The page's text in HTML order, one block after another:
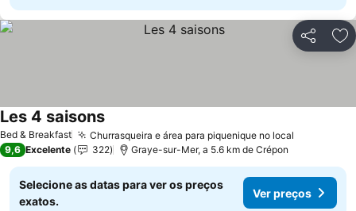
Partilhar
Bed & Breakfast Churrasqueira e área para piquenique no local
Les 4 saisonsVer preços
9,6 Excelente 322 Graye-sur-Mer, a 5.6 km de Crépon
Selecione as datas para ver os preços
exatos.
Ver preços